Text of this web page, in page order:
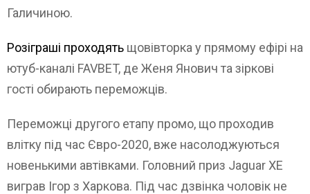
Галичиною.
Розіграші проходять щовівторка у прямому ефірі на
ютуб-каналі FAVBET, де Женя Янович та зіркові
гості обирають переможців.
Переможці другого етапу промо, що проходив
влітку під час Євро-2020, вже насолоджуються
новенькими автівками. Головний приз Jaguar XE
виграв Ігор з Харкова. Під час дзвінка чоловік не